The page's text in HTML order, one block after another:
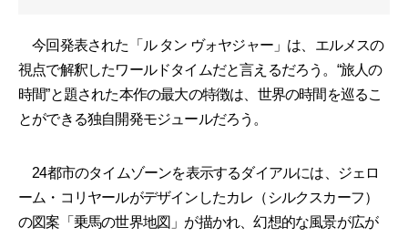
今回発表された「ル タン ヴォヤジャー」は、エルメスの
視点で解釈したワールドタイムだと言えるだろう。“旅人の
時間”と題された本作の最大の特徴は、世界の時間を巡るこ
とができる独自開発モジュールだろう。
24都市のタイムゾーンを表示するダイアルには、ジェロ
ーム・コリヤールがデザインしたカレ（シルクスカーフ）
の図案「乗馬の世界地図」が描かれ、幻想的な風景が広が